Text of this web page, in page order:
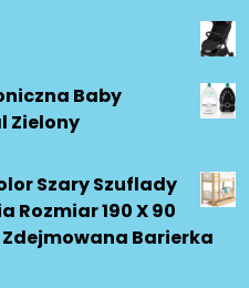
Baby
Zielony
Szary Szuflady
Rozmiar 190 X 90
Barierka